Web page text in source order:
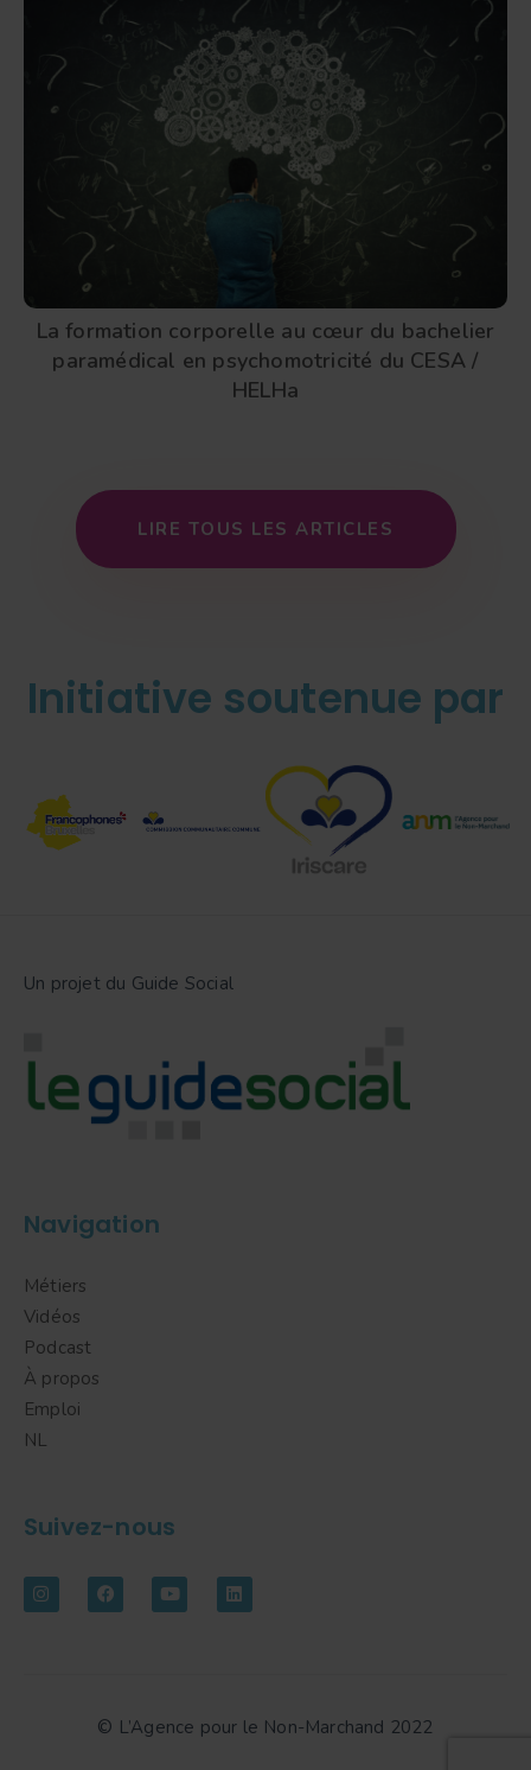
La formation corporelle au cœur du bachelier
paramédical en psychomotricité du CESA /
HELHa
LIR E TO US LES ARTICLE S
Initiative soutenue par
Un projet du Guide Social
Navigation
Métiers
Vidéos
Podcast
À propos
Emploi
NL
Suivez-nous
© L’Agence pour le Non-Marchand 2022